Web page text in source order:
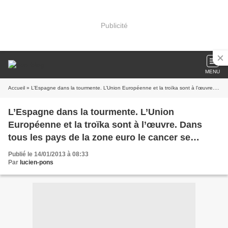
Publicité
MENU
Accueil » L’Espagne dans la tourmente. L’Union Européenne et la troïka sont à l’œuvre. Dans tous les pays de la zone euro le cancer se propage.
L’Espagne dans la tourmente. L’Union
Européenne et la troïka sont à l’œuvre. Dans
tous les pays de la zone euro le cancer se
propage.
Publié le 14/01/2013 à 08:33
Par lucien-pons